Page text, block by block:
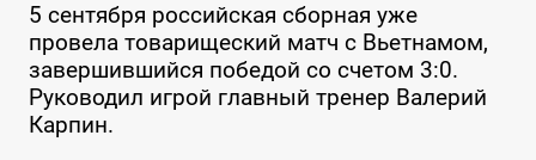
5 сентября российская сборная уже
провела товарищеский матч с Вьетнамом,
завершившийся победой со счетом 3:0.
Руководил игрой главный тренер Валерий
Карпин.